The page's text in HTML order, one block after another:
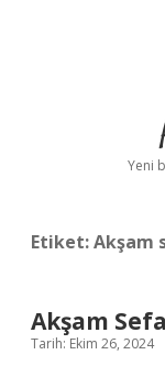
Yeni
Etiket:Akşam
Akşam
Tarih: Ekim 26, 2024